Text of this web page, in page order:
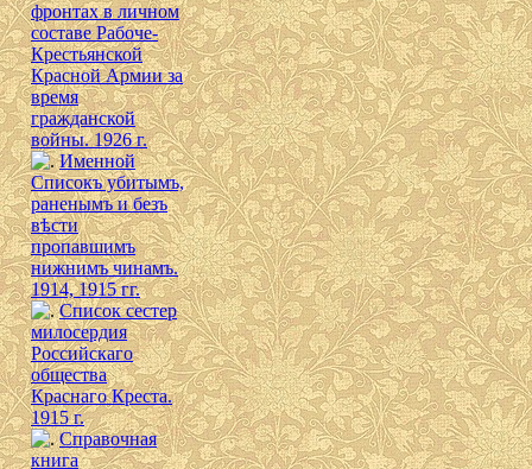
фронтах в личном
составе Рабоче-
Крестьянской
Красной Армии за
время
гражданской
войны. 1926 г.
Именной
Списокъ убитымъ,
раненымъ и безъ
вѣсти
пропавшимъ
нижнимъ чинамъ.
1914, 1915 гг.
Список сестер
милосердия
Российскаго
общества
Краснаго Креста.
1915 г.
Справочная
книга